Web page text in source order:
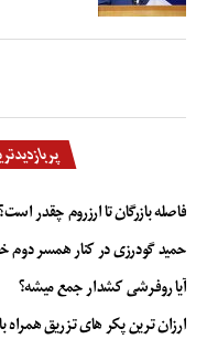
فاصله بازرگان تا ارزروم چقدر
حمید گودرزی در کنار همسر
آیا روفرشی کشدار جمع میشه؟
ارزان ترین پکر های تزریق همراه